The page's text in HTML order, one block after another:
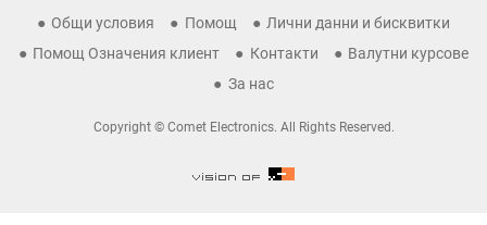
Общи условия Помощ
Лични данни и бисквитки
Помощ Означения клиент
Контакти
Валутни курсове
За нас
Copyright © Comet Electronics. All Rights Reserved.